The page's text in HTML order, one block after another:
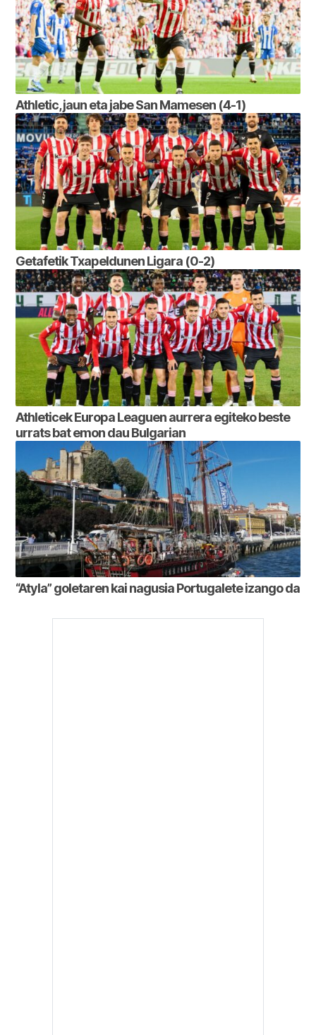
Athletic, jaun eta jabe San Mamesen (4-1)
Getafetik Txapeldunen Ligara (0-2)
Athleticek Europa Leaguen aurrera egiteko beste
urrats bat emon dau Bulgarian
“Atyla” goletaren kai nagusia Portugalete izango da